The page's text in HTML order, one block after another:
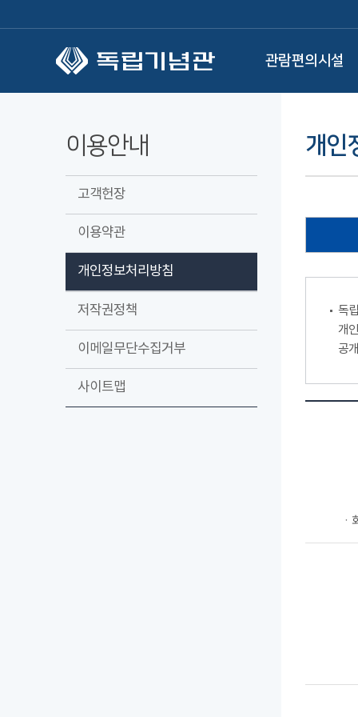
관람편의시설
이용안내
고객헌장
이용약관
개인정보처리방침
저작권정책
이메일무단수집거부
사이트맵
개인
독
개
공
ㆍ